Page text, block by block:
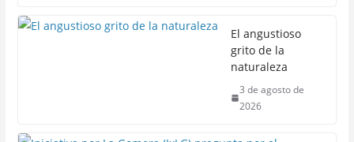
El angustioso
grito de la
naturaleza
3 de agosto de
2026